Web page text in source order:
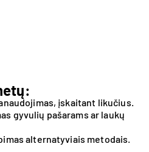
įskaitant likučius.
gyvulių pašarams ar laukų
alternatyviais metodais.